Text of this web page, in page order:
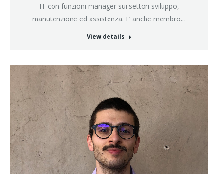
IT con funzioni manager sui settori sviluppo,
manutenzione ed assistenza. E’ anche membro…
View details